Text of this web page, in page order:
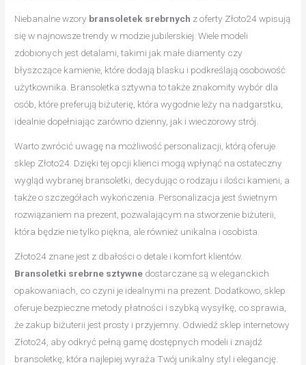
Niebanalne wzory bransoletek srebrnych z oferty Złoto24 wpisują
się w najnowsze trendy w modzie jubilerskiej. Wiele modeli
zdobionych jest detalami, takimi jak małe diamenty czy
błyszczące kamienie, które dodają blasku i podkreślają osobowość
użytkownika. Bransoletka sztywna to także znakomity wybór dla
osób, które preferują biżuterię, która wygodnie leży na nadgarstku,
idealnie dopełniając zarówno dzienny, jak i wieczorowy strój.
Warto zwrócić uwagę na możliwość personalizacji, którą oferuje
sklep Złoto24. Dzięki tej opcji klienci mogą wpłynąć na ostateczny
wygląd wybranej bransoletki, decydując o rodzaju i ilości kamieni, a
także o szczegółach wykończenia. Personalizacja jest świetnym
rozwiązaniem na prezent, pozwalającym na stworzenie biżuterii,
która będzie nie tylko piękna, ale również unikalna i osobista.
Złoto24 znane jest z dbałości o detale i komfort klientów.
Bransoletki srebrne sztywne dostarczane są w eleganckich
opakowaniach, co czyni je idealnymi na prezent. Dodatkowo, sklep
oferuje bezpieczne metody płatności i szybką wysyłkę, co sprawia,
że zakup biżuterii jest prosty i przyjemny. Odwiedź sklep internetowy
Złoto24, aby odkryć pełną gamę dostępnych modeli i znajdź
bransoletkę, która najlepiej wyraża Twój unikalny styl i elegancję.